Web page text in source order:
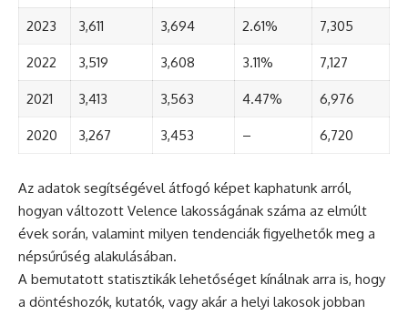
2023 3,611 3,694 2.61% 7,305
2022 3,519 3,608 3.11% 7,127
2021 3,413 3,563 4.47% 6,976
2020 3,267 3,453 – 6,720
Az adatok segítségével átfogó képet kaphatunk arról,
hogyan változott Velence lakosságának száma az elmúlt
évek során, valamint milyen tendenciák figyelhetők meg a
népsűrűség alakulásában.
A bemutatott statisztikák lehetőséget kínálnak arra is, hogy
a döntéshozók, kutatók, vagy akár a helyi lakosok jobban